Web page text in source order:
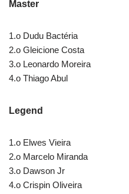
Master
1.o Dudu Bactéria
2.o Gleicione Costa
3.o Leonardo Moreira
4.o Thiago Abul
Legend
1.o Elwes Vieira
2.o Marcelo Miranda
3.o Dawson Jr
4.o Crispin Oliveira